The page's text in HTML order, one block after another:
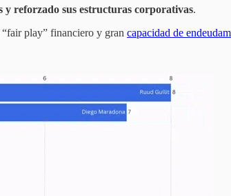
y reforzado sus estructuras corporativas.
play” financiero y gran capacidad de